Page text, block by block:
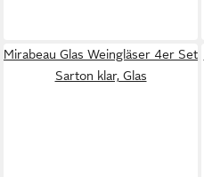
Mirabeau Glas Weingläser 4er Set
Sarton klar, Glas